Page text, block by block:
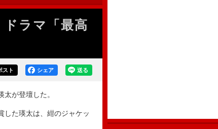
ラマ「最高
送る
シェア
スト
が登壇した。
た瑛太は、紺のジャケッ